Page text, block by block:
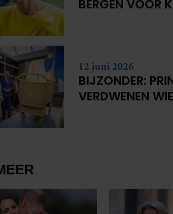
BERGEN VOOR
12 juni 2026
BIJZONDER:
VERDWENEN